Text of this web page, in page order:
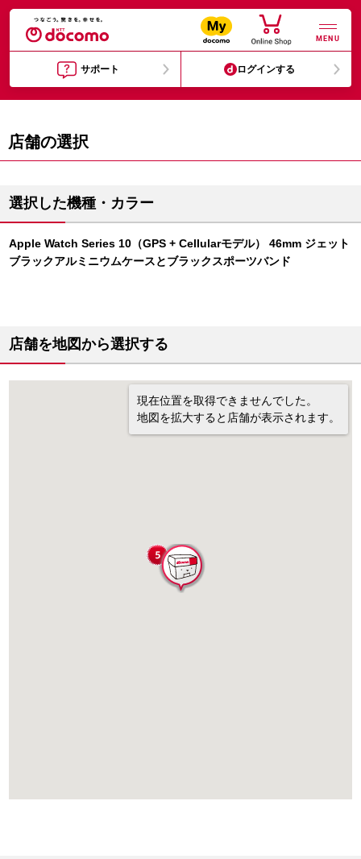
MENU
サポート ログインする
店舗の選択
選択した機種・カラー
Apple Watch Series 10（GPS + Cellularモデル） 46mm ジェット
ブラックアルミニウムケースとブラックスポーツバンド
店舗を地図から選択する
現在位置を取得できませんでした。
地図を拡大すると店舗が表示されます。